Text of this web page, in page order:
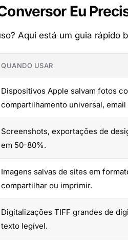
Eu
Aqui está um guia rápido
QUANDO USAR
Dispositivos Apple salvam fotos
compartilhamento universal, email
Screenshots, exportações de
em 50-80%.
Imagens salvas de sites em
compartilhar ou imprimir.
Digitalizações TIFF grandes de
texto legível.